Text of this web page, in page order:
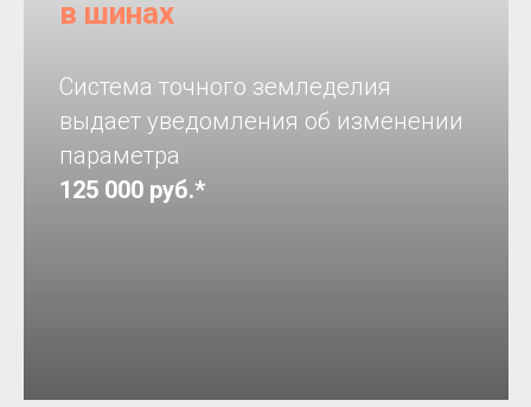
в шинах
Система точного земледелия
выдает уведомления об изменении
параметра
125 000 руб.*